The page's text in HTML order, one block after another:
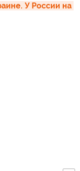
У России на